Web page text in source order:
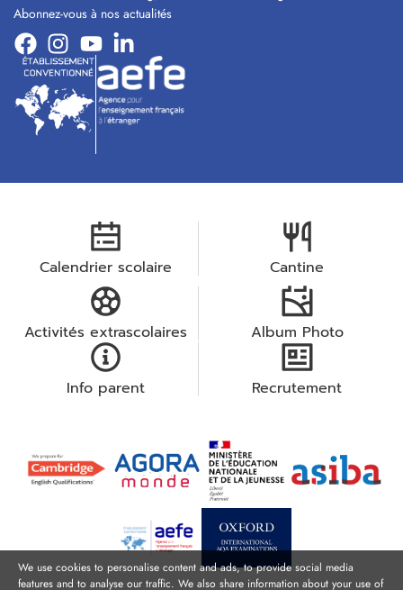
Abonnez-vous à nos actualités
Calendrier scolaire Cantine
Activités extrascolaires Album Photo
Info parent Recrutement
We use cookies to personalise content and ads, to provide social media
features and to analyse our traffic. We also share information about your use of